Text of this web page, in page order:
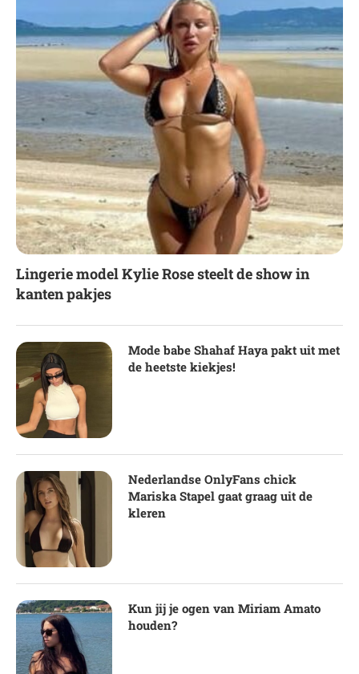
Lingerie model Kylie Rose steelt de show in
kanten pakjes
Mode babe Shahaf Haya pakt uit met
de heetste kiekjes!
Nederlandse OnlyFans chick
Mariska Stapel gaat graag uit de
kleren
Kun jij je ogen van Miriam Amato
houden?